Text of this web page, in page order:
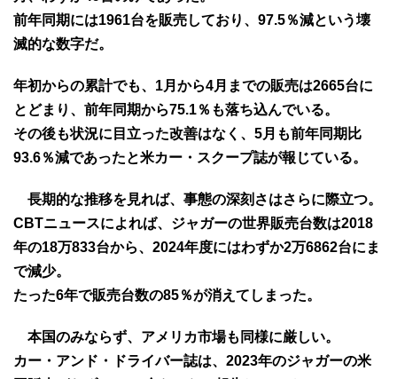
前年同期には1961台を販売しており、97.5％減という壊
滅的な数字だ。
年初からの累計でも、1月から4月までの販売は2665台に
とどまり、前年同期から75.1％も落ち込んでいる。
その後も状況に目立った改善はなく、5月も前年同期比
93.6％減であったと米カー・スクープ誌が報じている。
長期的な推移を見れば、事態の深刻さはさらに際立つ。
CBTニュースによれば、ジャガーの世界販売台数は2018
年の18万833台から、2024年度にはわずか2万6862台にま
で減少。
たった6年で販売台数の85％が消えてしまった。
本国のみならず、アメリカ市場も同様に厳しい。
カー・アンド・ドライバー誌は、2023年のジャガーの米